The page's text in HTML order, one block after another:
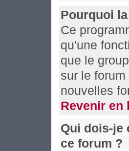
Pourquoi
Ce
qu'une
que le
sur le
nouvelles
Revenir en
Qui dois-je
ce forum ?